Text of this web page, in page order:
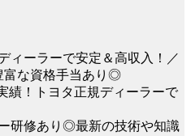
ィーラーで安定＆高収入！／
な資格手当あり◎
績！トヨタ正規ディーラーで
研修あり◎最新の技術や知識